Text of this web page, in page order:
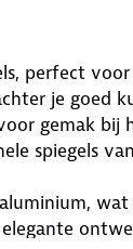
perfect
je goed
gemak bij
spiegels